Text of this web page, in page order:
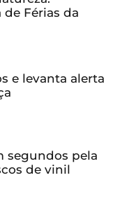
Férias da
e levanta alerta
segundos pela
de vinil